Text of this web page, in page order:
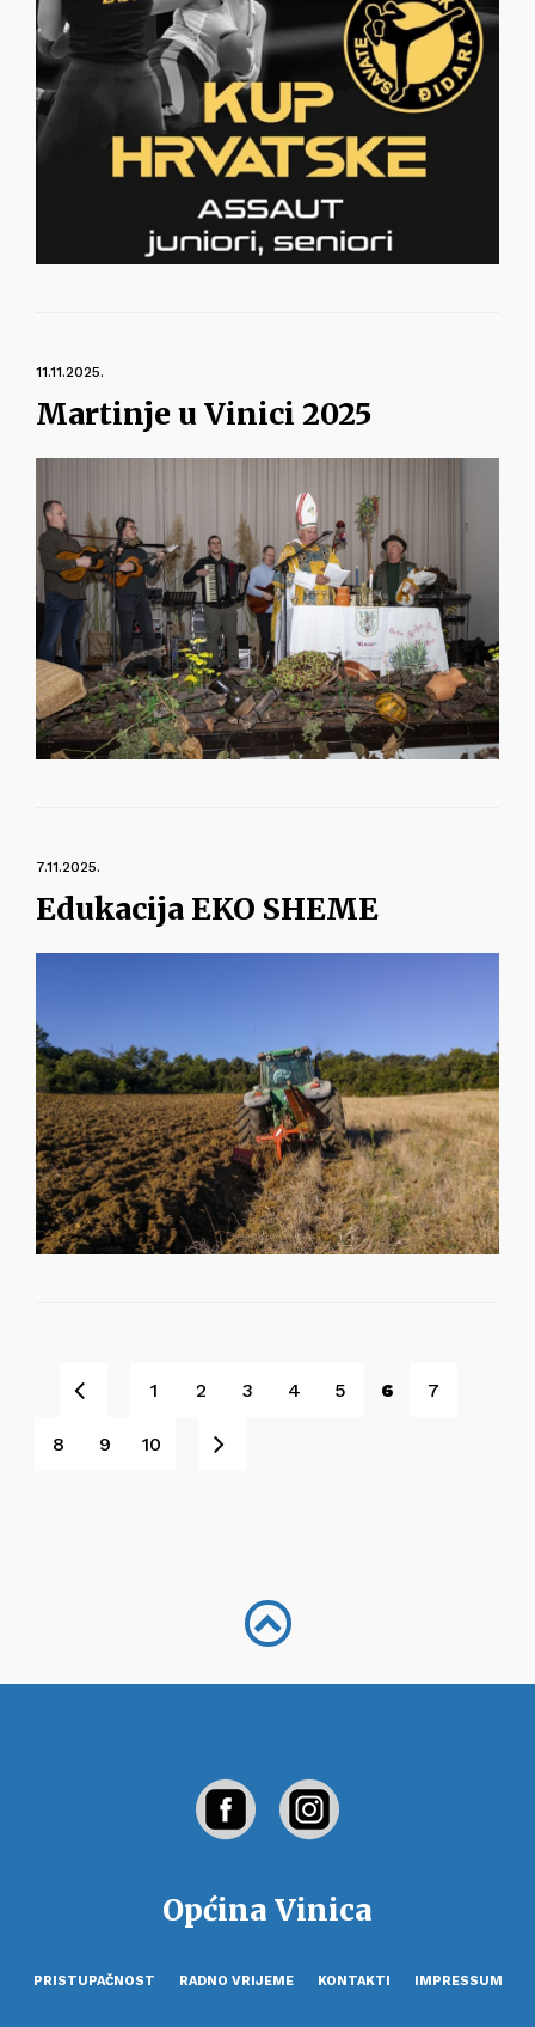
11.11.2025.
Martinje u Vinici 2025
7.11.2025.
Edukacija EKO SHEME
1 2 3 4 5 6 7
8 9 10
Općina Vinica
PRISTUPAČNOST RADNO VRIJEME KONTAKTI IMPRESSUM